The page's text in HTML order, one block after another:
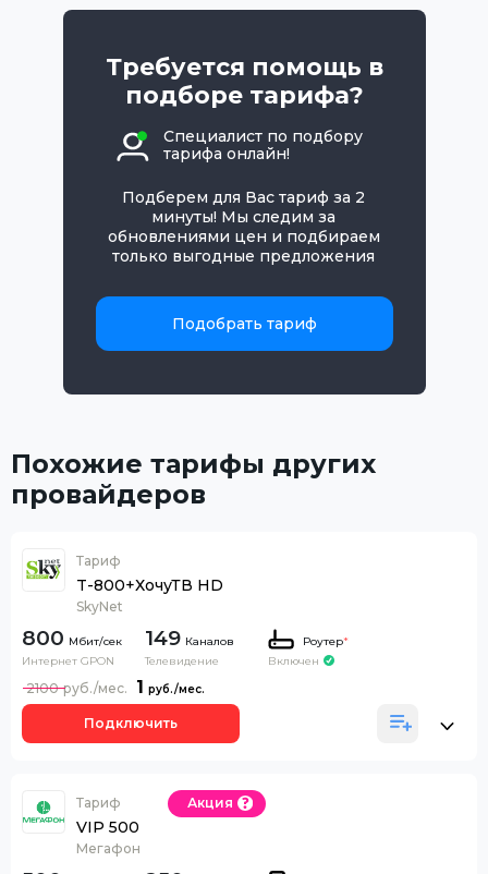
Требуется помощь в
подборе тарифа?
Специалист по подбору
тарифа онлайн!
Подберем для Вас тариф за 2
минуты! Мы следим за
обновлениями цен и подбираем
только выгодные предложения
Подобрать тариф
Похожие тарифы других
провайдеров
Тариф
T-800+ХочуТВ HD
SkyNet
800
Интернет GPON
149 Каналов
Телевидение
Роутер*
Включен
1
2100
Подключить
Тариф
VIP 500
Мегафон
Акция